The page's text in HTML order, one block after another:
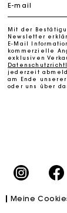
E-mail
Mit der
Newsletter
E-Mail
kommerzielle
exklusiven
jederzeit
am Ende
oder uns über
Meine